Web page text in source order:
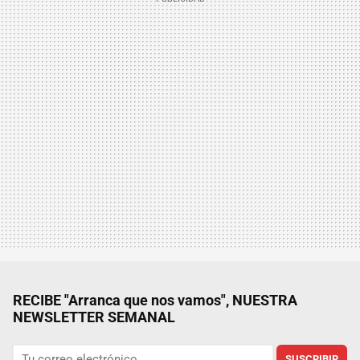
RECIBE "Arranca que nos vamos", NUESTRA
NEWSLETTER SEMANAL